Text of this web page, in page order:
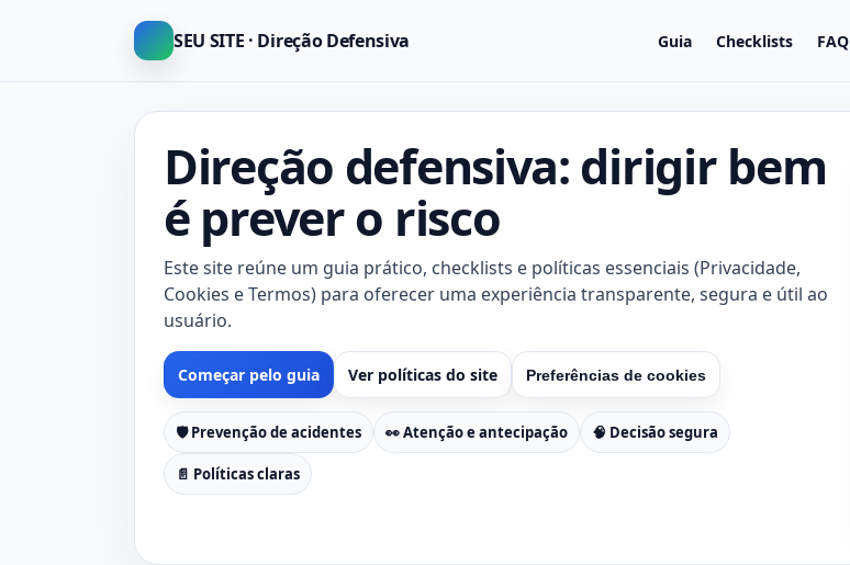
SEU SITE · Direção Defensiva Guia Checklists FAQ
Direção defensiva: dirigir bem
é prever o risco
Este site reúne um guia prático, checklists e políticas essenciais (Privacidade,
Cookies e Termos) para oferecer uma experiência transparente, segura e útil ao
usuário.
Começar pelo guia Ver políticas do site Preferências de cookies
🛡️ Prevenção de acidentes 👀 Atenção e antecipação 🧠 Decisão segura
📄 Políticas claras